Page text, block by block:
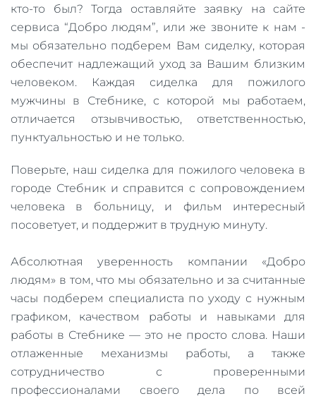
кто-то был? Тогда оставляйте заявку на сайте
сервиса “Добро людям”, или же звоните к нам -
мы обязательно подберем Вам сиделку, которая
обеспечит надлежащий уход за Вашим близким
человеком. Каждая сиделка для пожилого
мужчины в Стебнике, с которой мы работаем,
отличается отзывчивостью, ответственностью,
пунктуальностью и не только.
Поверьте, наш сиделка для пожилого человека в
городе Стебник и справится с сопровождением
человека в больницу, и фильм интересный
посоветует, и поддержит в трудную минуту.
Абсолютная уверенность компании «Добро
людям» в том, что мы обязательно и за считанные
часы подберем специалиста по уходу с нужным
графиком, качеством работы и навыками для
работы в Стебнике — это не просто слова. Наши
отлаженные механизмы работы, а также
сотрудничество с проверенными
профессионалами своего дела по всей